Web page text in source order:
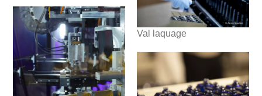
Val laquage